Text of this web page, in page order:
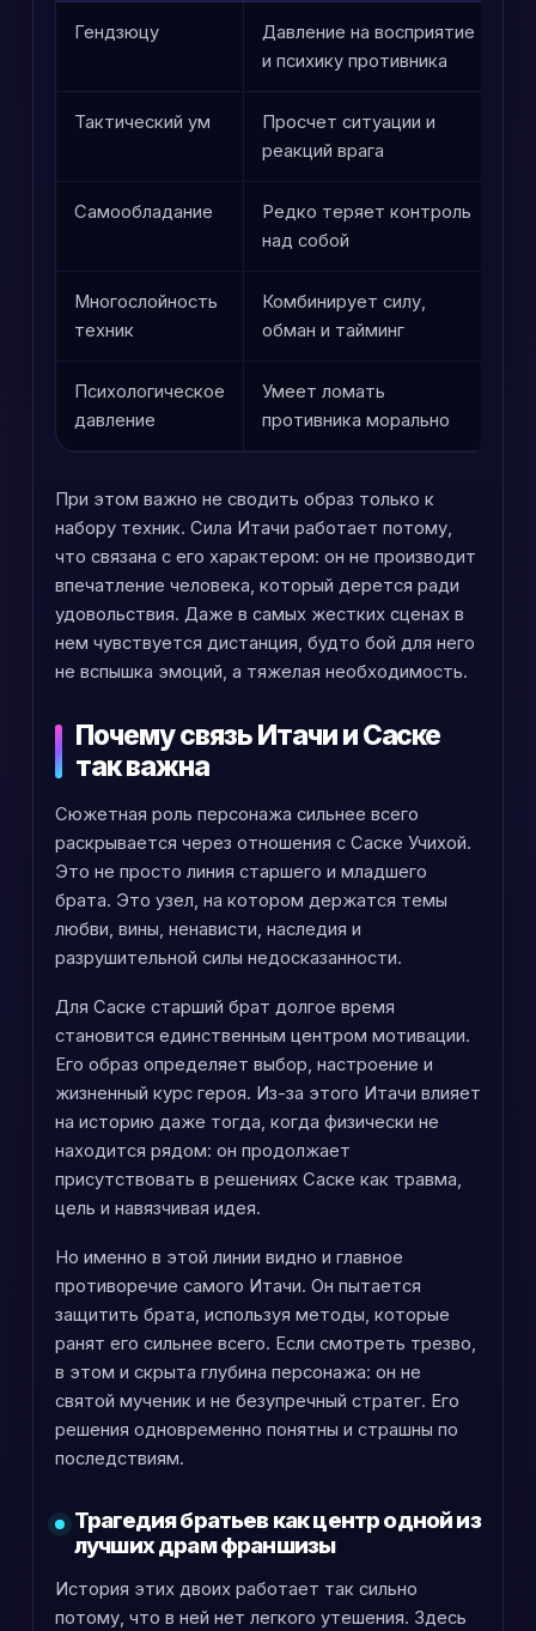
Гендзюцу
Давление на восприятие
и психику противника
Тактический ум
Просчет ситуации и
реакций врага
Самообладание
Редко теряет контроль
над собой
Многослойность
техник
Комбинирует силу,
обман и тайминг
Психологическое
давление
Умеет ломать
противника морально
При этом важно не сводить образ только к
набору техник. Сила Итачи работает потому,
что связана с его характером: он не производит
впечатление человека, который дерется ради
удовольствия. Даже в самых жестких сценах в
нем чувствуется дистанция, будто бой для него
не вспышка эмоций, а тяжелая необходимость.
Почему связь Итачи и Саске
так важна
Сюжетная роль персонажа сильнее всего
раскрывается через отношения с Саске Учихой.
Это не просто линия старшего и младшего
брата. Это узел, на котором держатся темы
любви, вины, ненависти, наследия и
разрушительной силы недосказанности.
Для Саске старший брат долгое время
становится единственным центром мотивации.
Его образ определяет выбор, настроение и
жизненный курс героя. Из-за этого Итачи влияет
на историю даже тогда, когда физически не
находится рядом: он продолжает
присутствовать в решениях Саске как травма,
цель и навязчивая идея.
Но именно в этой линии видно и главное
противоречие самого Итачи. Он пытается
защитить брата, используя методы, которые
ранят его сильнее всего. Если смотреть трезво,
в этом и скрыта глубина персонажа: он не
святой мученик и не безупречный стратег. Его
решения одновременно понятны и страшны по
последствиям.
Трагедия братьев как центр одной из
лучших драм франшизы
История этих двоих работает так сильно
потому, что в ней нет легкого утешения. Здесь